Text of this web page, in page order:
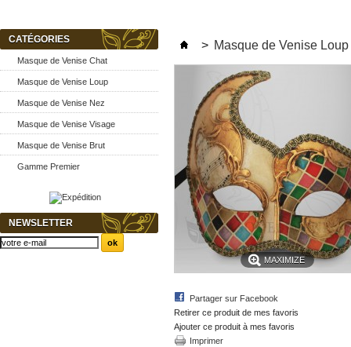
CATÉGORIES
Masque de Venise Chat
Masque de Venise Loup
Masque de Venise Nez
Masque de Venise Visage
Masque de Venise Brut
Gamme Premier
NEWSLETTER
> Masque de Venise Loup
MAXIMIZE
Partager sur Facebook
Retirer ce produit de mes favoris
Ajouter ce produit à mes favoris
Imprimer